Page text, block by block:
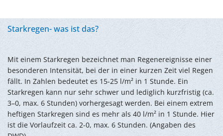
Starkregen- was ist das?
Mit einem Starkregen bezeichnet man Regenereignisse einer
besonderen Intensität, bei der in einer kurzen Zeit viel Regen
fällt. In Zahlen bedeutet es 15-25 l/m² in 1 Stunde. Ein
Starkregen kann nur sehr schwer und lediglich kurzfristig (ca.
3–0, max. 6 Stunden) vorhergesagt werden. Bei einem extrem
heftigen Starkregen sind es mehr als 40 l/m² in 1 Stunde. Hier
ist die Vorlaufzeit ca. 2-0, max. 6 Stunden. (Angaben des